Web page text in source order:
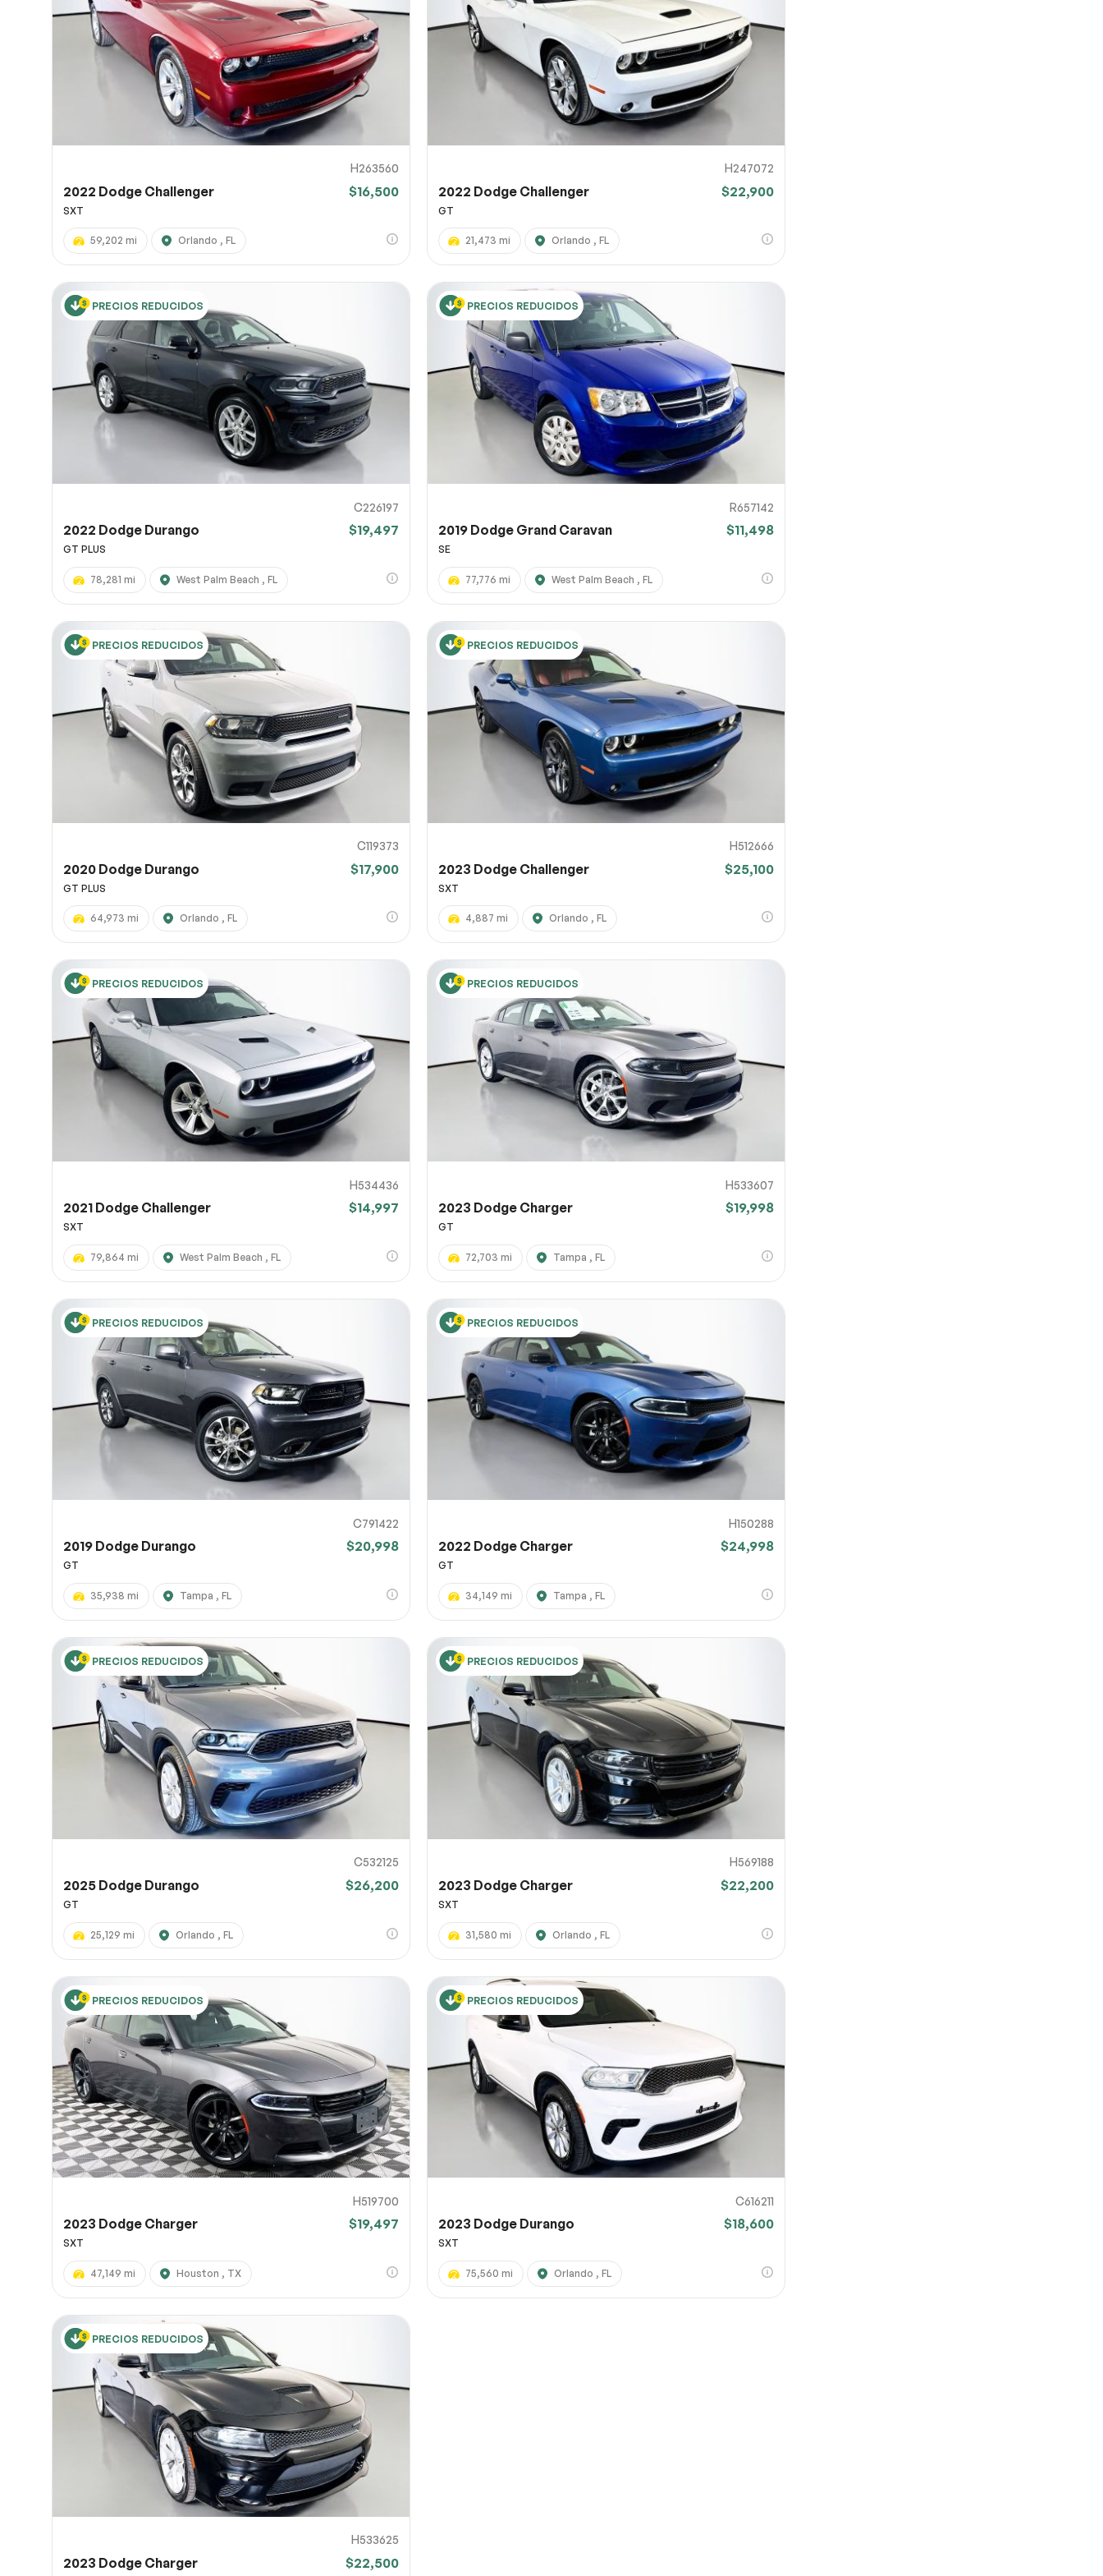
H263560
2022 Dodge Challenger $16,500
SXT
59,202 mi Orlando , FL
H247072
2022 Dodge Challenger $22,900
GT
21,473 mi Orlando , FL
PRECIOS REDUCIDOS
C226197
2022 Dodge Durango $19,497
GT PLUS
78,281 mi West Palm Beach , FL
PRECIOS REDUCIDOS
R657142
2019 Dodge Grand Caravan $11,498
SE
77,776 mi West Palm Beach , FL
PRECIOS REDUCIDOS
C119373
2020 Dodge Durango $17,900
GT PLUS
64,973 mi Orlando , FL
PRECIOS REDUCIDOS
H512666
2023 Dodge Challenger $25,100
SXT
4,887 mi Orlando , FL
PRECIOS REDUCIDOS
H534436
2021 Dodge Challenger $14,997
SXT
79,864 mi West Palm Beach , FL
PRECIOS REDUCIDOS
H533607
2023 Dodge Charger $19,998
GT
72,703 mi Tampa , FL
PRECIOS REDUCIDOS
C791422
2019 Dodge Durango $20,998
GT
35,938 mi Tampa , FL
PRECIOS REDUCIDOS
H150288
2022 Dodge Charger $24,998
GT
34,149 mi Tampa , FL
PRECIOS REDUCIDOS
C532125
2025 Dodge Durango $26,200
GT
25,129 mi Orlando , FL
PRECIOS REDUCIDOS
H569188
2023 Dodge Charger $22,200
SXT
31,580 mi Orlando , FL
PRECIOS REDUCIDOS
H519700
2023 Dodge Charger $19,497
SXT
47,149 mi Houston , TX
PRECIOS REDUCIDOS
C616211
2023 Dodge Durango $18,600
SXT
75,560 mi Orlando , FL
PRECIOS REDUCIDOS
H533625
2023 Dodge Charger $22,500
URL de la página
URL de captura de pantalla
Comparte un enlace a una captura de pantalla o un vídeo que muestre el problema
(opcional). Puedes subir el archivo a servicios como Google Drive, Dropbox, Imgur o
OneDrive y pegar aquí el enlace para compartir.